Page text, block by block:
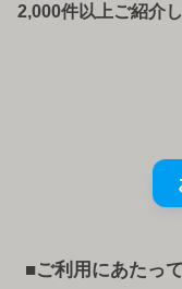
2,000件以上ご紹介
■ご利用にあたっ